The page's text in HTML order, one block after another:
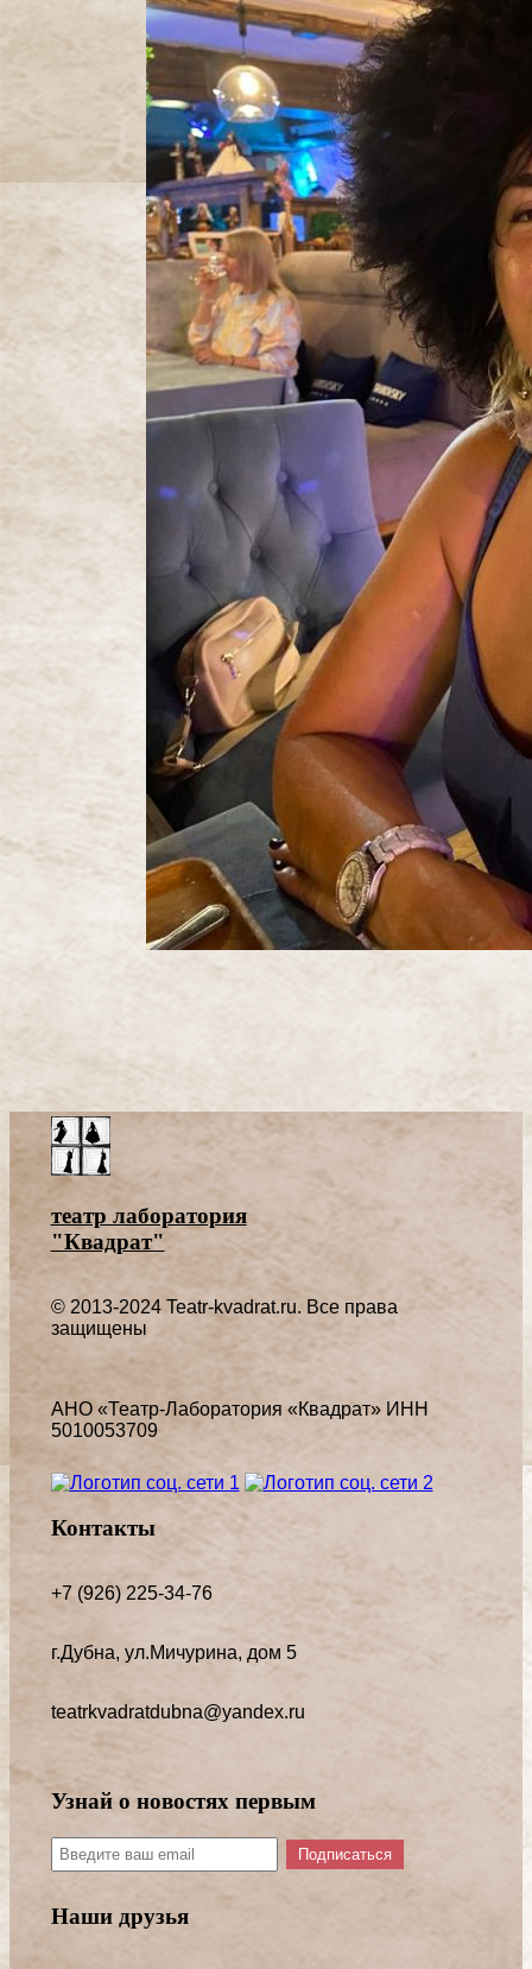
театр лаборатория
"Квадрат"
© 2013-2024 Teatr-kvadrat.ru. Все права
защищены
АНО «Театр-Лаборатория «Квадрат» ИНН
5010053709
Контакты
+7 (926) 225-34-76
г.Дубна, ул.Мичурина, дом 5
teatrkvadratdubna@yandex.ru
Узнай о новостях первым
Подписаться
Наши друзья